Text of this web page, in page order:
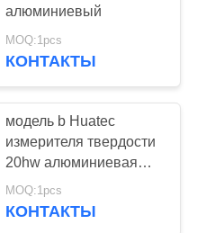
алюминиевый
MOQ:1pcs
КОНТАКТЫ
модель b Huatec
измерителя твердости
20hw алюминиевая
Webster
MOQ:1pcs
КОНТАКТЫ